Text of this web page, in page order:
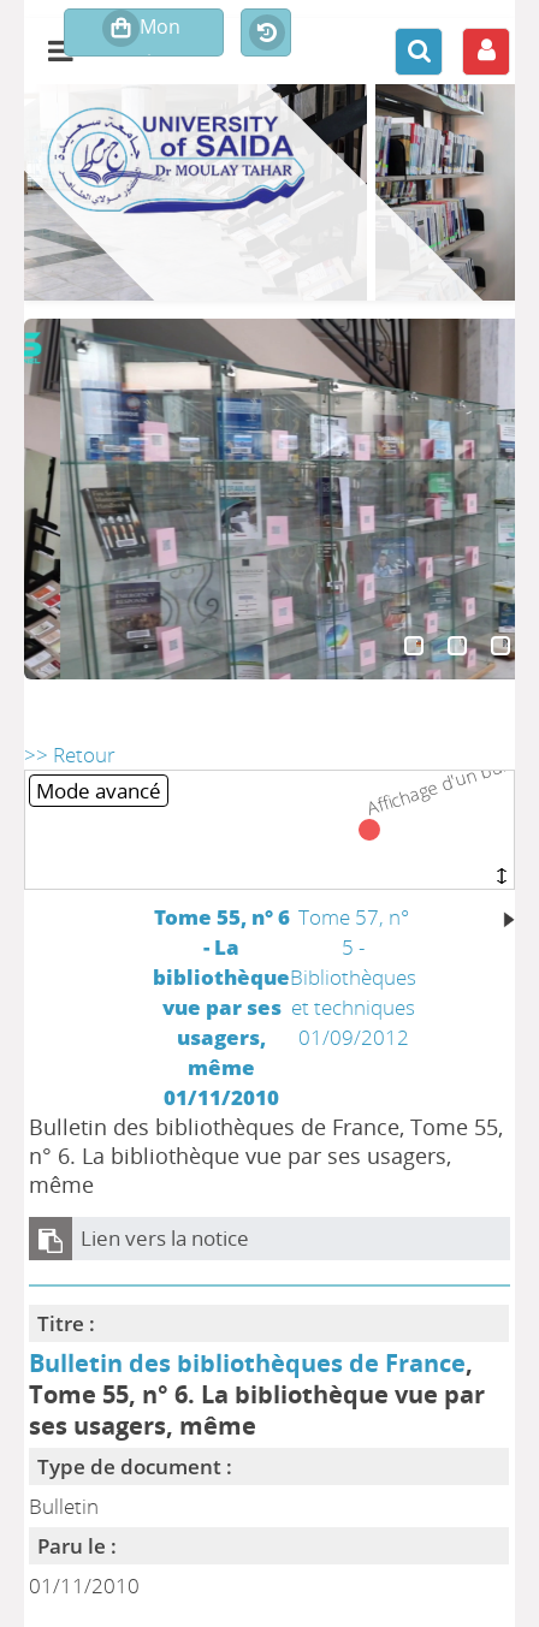
>> Retour Affichage d'un bulletin
Affichage d'un bulletin
Mode avancé
Tome 55, n° 6
- La
bibliothèque
vue par ses
usagers,
même
01/11/2010
Tome 57, n°
5 -
Bibliothèques
et techniques
01/09/2012
Bulletin des bibliothèques de France, Tome 55,
n° 6. La bibliothèque vue par ses usagers,
même
Lien vers la notice
Titre :
Bulletin des bibliothèques de France,
Tome 55, n° 6. La bibliothèque vue par
ses usagers, même
Type de document :
Bulletin
Paru le :
01/11/2010